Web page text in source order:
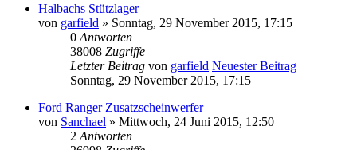
Halbachs Stützlager
von garfield » Sonntag, 29 November 2015, 17:15
0 Antworten
38008 Zugriffe
Letzter Beitrag von garfield Neuester Beitrag
Sonntag, 29 November 2015, 17:15
Ford Ranger Zusatzscheinwerfer
von Sanchael » Mittwoch, 24 Juni 2015, 12:50
2 Antworten